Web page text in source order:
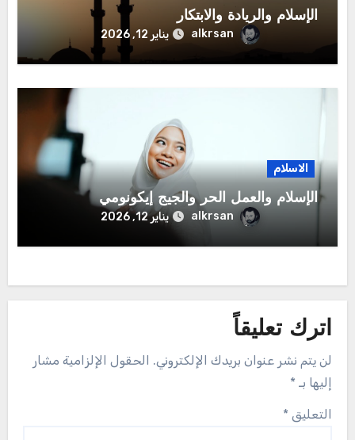
الإسلام والريادة والابتكار
alkrsan يناير 12, 2026
الاسلام
الإسلام والعمل الحر والجيج إيكونومي
alkrsan يناير 12, 2026
اترك تعليقاً
لن يتم نشر عنوان بريدك الإلكتروني. الحقول الإلزامية مشار
إليها بـ *
التعليق *